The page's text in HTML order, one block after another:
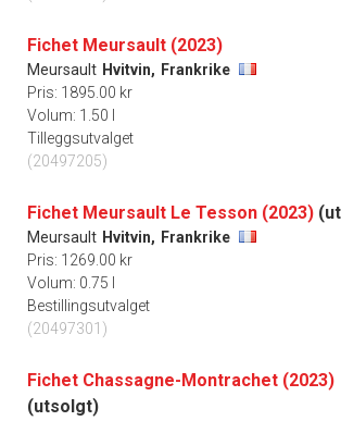
Fichet Meursault (2023)
Meursault Hvitvin, Frankrike
Pris: 1895.00 kr
Volum: 1.50 l
Tilleggsutvalget
(20497205)
Fichet Meursault Le Tesson (2023)
Meursault Hvitvin, Frankrike
Pris: 1269.00 kr
Volum: 0.75 l
Bestillingsutvalget
(20497301)
Fichet Chassagne-Montrachet (2023)
(utsolgt)